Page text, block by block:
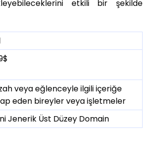
etkili bir şekilde
veya eğlenceyle ilgili içeriğe
eden bireyler veya işletmeler
Jenerik Üst Düzey Domain